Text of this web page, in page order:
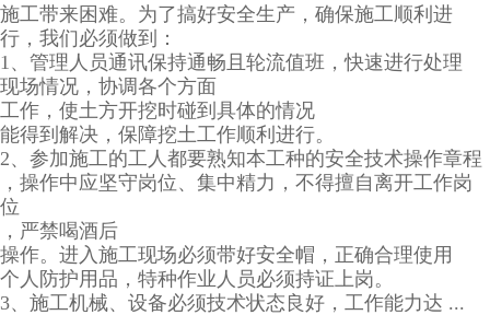
施工带来困难。为了搞好安全生产，确保施工顺利进
行，我们必须做到：
1、管理人员通讯保持通畅且轮流值班，快速进行处理
现场情况，协调各个方面
工作，使土方开挖时碰到具体的情况
能得到解决，保障挖土工作顺利进行。
2、参加施工的工人都要熟知本工种的安全技术操作章程
，操作中应坚守岗位、集中精力，不得擅自离开工作岗
位
，严禁喝酒后
操作。进入施工现场必须带好安全帽，正确合理使用
个人防护用品，特种作业人员必须持证上岗。
3、施工机械、设备必须技术状态良好，工作能力达 ...